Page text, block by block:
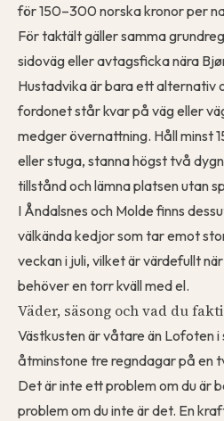
för 150–300 norska kronor per
För taktält gäller samma
sidoväg eller avtagsficka nära
Hustadvika är bara ett alternativ
fordonet står kvar på väg eller
medger övernattning. Håll minst
eller stuga, stanna högst två
tillstånd och lämna platsen utan
I Åndalsnes och Molde finns
välkända kedjor som tar emot
veckan i juli, vilket är värdefullt
behöver en torr kväll med el.
Väder, säsong och vad du
Västkusten är våtare än Lofoten
åtminstone tre regndagar på en
Det är inte ett problem om du är
problem om du inte är det. En